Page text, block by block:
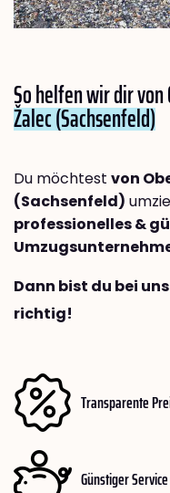
So helfen wir dir von
Žalec (Sachsenfeld)
Du möchtest von
(Sachsenfeld)
professionelles &
Dann bist du bei
richtig!
Transparente
Günstiger Service